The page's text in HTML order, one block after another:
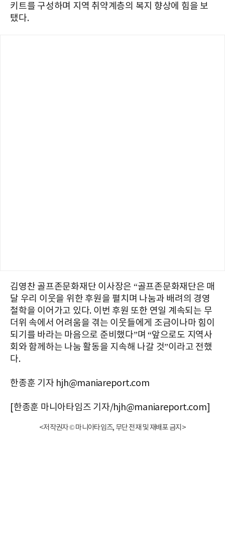
키트를 구성하며 지역 취약계층의 복지 향상에 힘을 보
탰다.
김영찬 골프존문화재단 이사장은 “골프존문화재단은 매
달 우리 이웃을 위한 후원을 펼치며 나눔과 배려의 경영
철학을 이어가고 있다. 이번 후원 또한 연일 계속되는 무
더위 속에서 어려움을 겪는 이웃들에게 조금이나마 힘이
되기를 바라는 마음으로 준비했다”며 “앞으로도 지역사
회와 함께하는 나눔 활동을 지속해 나갈 것”이라고 전했
다.
한종훈 기자 hjh@maniareport.com
[한종훈 마니아타임즈 기자/hjh@maniareport.com]
<저작권자 © 마니아타임즈, 무단 전재 및 재배포 금지>